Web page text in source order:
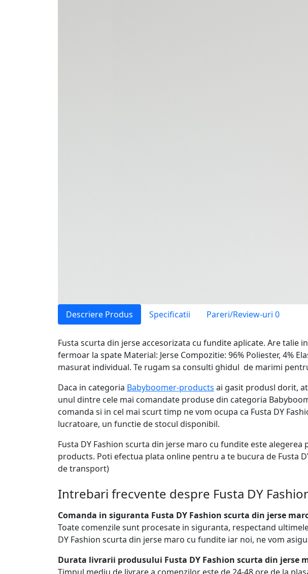
Descriere Produs Specificatii Pareri/Review-uri 0
Fusta scurta din jerse accesorizata cu fundite aplicate. Are talie
fermoar la spate Material: Jerse Compozitie: 96% Poliester,
masurat individual. Te rugam sa consulti ghidul de marimi
Daca in categoria Babyboomer-products ai gasit produsl dorit,
unul dintre cele mai comandate produse din categoria
comanda si in cel mai scurt timp ne vom ocupa ca Fusta DY
lucratoare, un functie de stocul disponibil.
Fusta DY Fashion scurta din jerse maro cu fundite este
products. Poti efectua plata online pentru a te bucura de Fusta
de transport)
Intrebari frecvente despre Fusta DY
Comanda in siguranta Fusta DY Fashion scurta din jerse
Toate comenzile sunt procesate in siguranta, respectand
DY Fashion scurta din jerse maro cu fundite iar noi, ne vom
Durata livrarii produsului Fusta DY Fashion scurta din jerse